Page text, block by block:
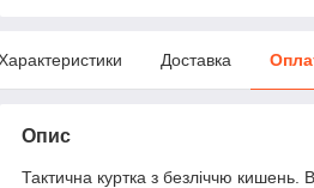
Доставка
Опис
Тактична куртка з безліччю кишень.